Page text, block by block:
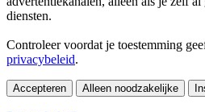
diensten.
Controleer voordat je toestemming
privacybeleid.
Accepteren Alleen noodzakelijke